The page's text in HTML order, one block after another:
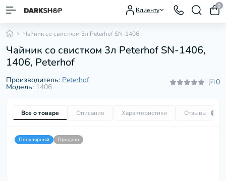
Клиенту
0
Чайник со свистком 3л Peterhof SN-1406
Чайник со свистком 3л Peterhof SN-1406,
1406, Peterhof
Производитель: Peterhof
Модель: 1406
0
Все о товаре Описание Характеристики Отзывы 0
Популярный Продано